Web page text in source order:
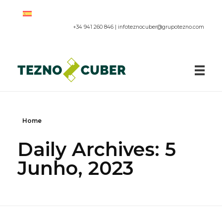
+34 941 260 846 | infoteznocuber@grupotezno.com
Home
Daily Archives: 5
Junho, 2023